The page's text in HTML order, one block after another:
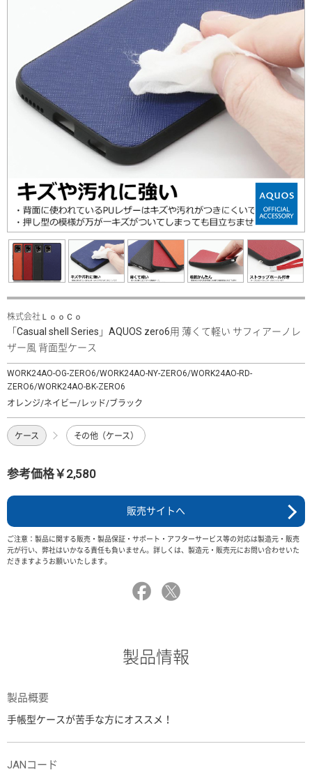
株式会社ＬｏｏＣｏ
「Casual shell Series」AQUOS zero6用 薄くて軽い サフィアーノレ
ザー風 背面型ケース
WORK24AO-OG-ZERO6/WORK24AO-NY-ZERO6/WORK24AO-RD-
ZERO6/WORK24AO-BK-ZERO6
オレンジ/ネイビー/レッド/ブラック
ケース その他（ケース）
参考価格￥2,580
販売サイトへ
ご注意：製品に関する販売・製品保証・サポート・アフターサービス等の対応は製造元・販売
元が行い、弊社はいかなる責任も負いません。詳しくは、製造元・販売元にお問い合わせいた
だきますようお願いいたします。
製品情報
製品概要
手帳型ケースが苦手な方にオススメ！
JANコード